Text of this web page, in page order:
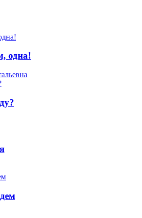
одна!